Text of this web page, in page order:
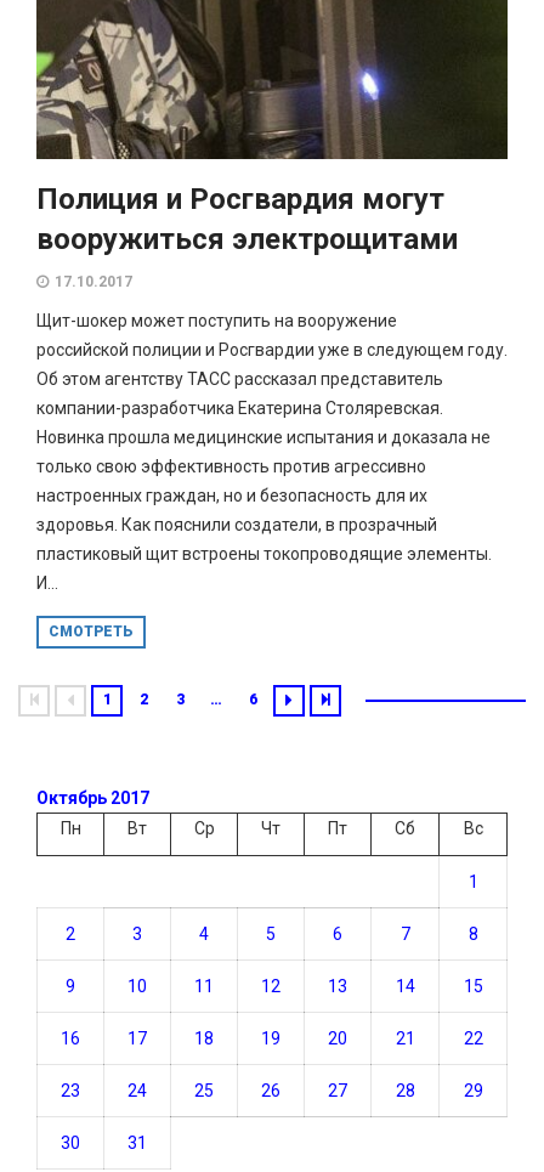
Полиция и Росгвардия могут
вооружиться электрощитами
17.10.2017
Щит-шокер может поступить на вооружение
российской полиции и Росгвардии уже в следующем году.
Об этом агентству ТАСС рассказал представитель
компании-разработчика Екатерина Столяревская.
Новинка прошла медицинские испытания и доказала не
только свою эффективность против агрессивно
настроенных граждан, но и безопасность для их
здоровья. Как пояснили создатели, в прозрачный
пластиковый щит встроены токопроводящие элементы.
И...
СМОТРЕТЬ
1 2 3 … 6
Октябрь 2017
Пн
Вт Ср Чт Пт Сб Вс
1
2 3 4 5 6 7 8
9 10 11 12 13 14 15
16 17 18 19 20 21 22
23 24 25 26 27 28 29
30 31